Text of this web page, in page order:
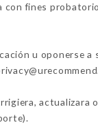
fines
u oponerse a
actualizara